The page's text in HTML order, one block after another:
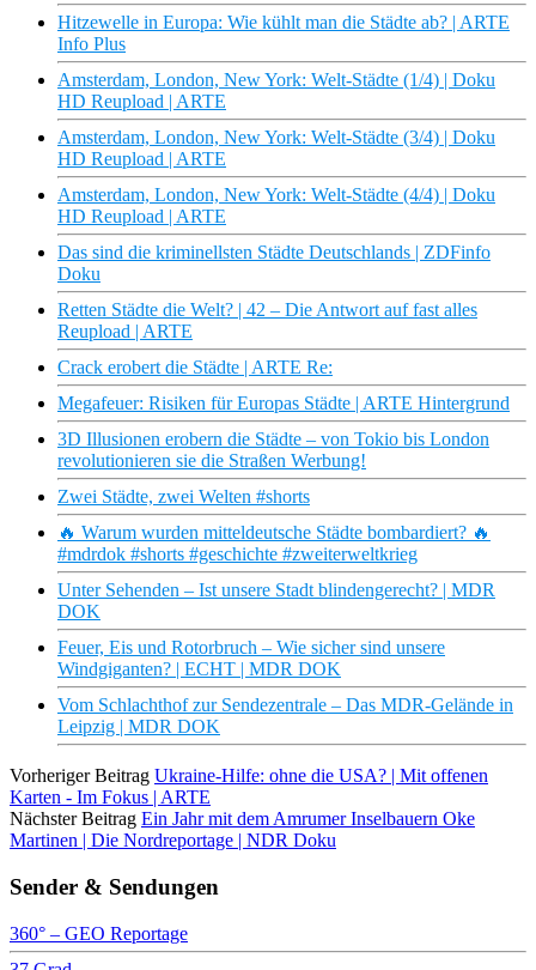
Hitzewelle in Europa: Wie kühlt man die Städte ab? | ARTE
Info Plus
Amsterdam, London, New York: Welt-Städte (1/4) | Doku
HD Reupload | ARTE
Amsterdam, London, New York: Welt-Städte (3/4) | Doku
HD Reupload | ARTE
Amsterdam, London, New York: Welt-Städte (4/4) | Doku
HD Reupload | ARTE
Das sind die kriminellsten Städte Deutschlands | ZDFinfo
Doku
Retten Städte die Welt? | 42 – Die Antwort auf fast alles
Reupload | ARTE
Crack erobert die Städte | ARTE Re:
Megafeuer: Risiken für Europas Städte | ARTE Hintergrund
3D Illusionen erobern die Städte – von Tokio bis London
revolutionieren sie die Straßen Werbung!
Zwei Städte, zwei Welten #shorts
🔥 Warum wurden mitteldeutsche Städte bombardiert? 🔥
#mdrdok #shorts #geschichte #zweiterweltkrieg
Unter Sehenden – Ist unsere Stadt blindengerecht? | MDR
DOK
Feuer, Eis und Rotorbruch – Wie sicher sind unsere
Windgiganten? | ECHT | MDR DOK
Vom Schlachthof zur Sendezentrale – Das MDR-Gelände in
Leipzig | MDR DOK
Vorheriger Beitrag Ukraine-Hilfe: ohne die USA? | Mit offenen
Karten - Im Fokus | ARTE
Nächster Beitrag Ein Jahr mit dem Amrumer Inselbauern Oke
Martinen | Die Nordreportage | NDR Doku
Sender & Sendungen
360° – GEO Reportage